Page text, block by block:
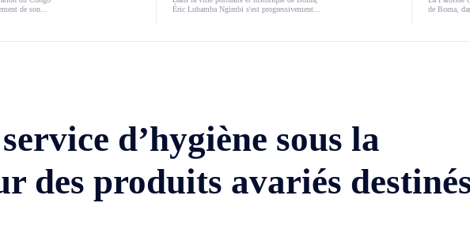
de son...
Éric Lubamba Ngimbi s'est progressivement...
de Boma,
d’hygiène sous la
des produits avariés